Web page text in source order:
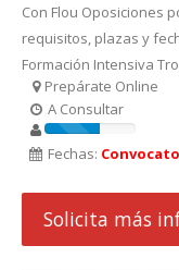
Con Flou Oposiciones
requisitos, plazas y
Formación Intensiva
Prepárate Online
A Consultar
Fechas:
Solicita más